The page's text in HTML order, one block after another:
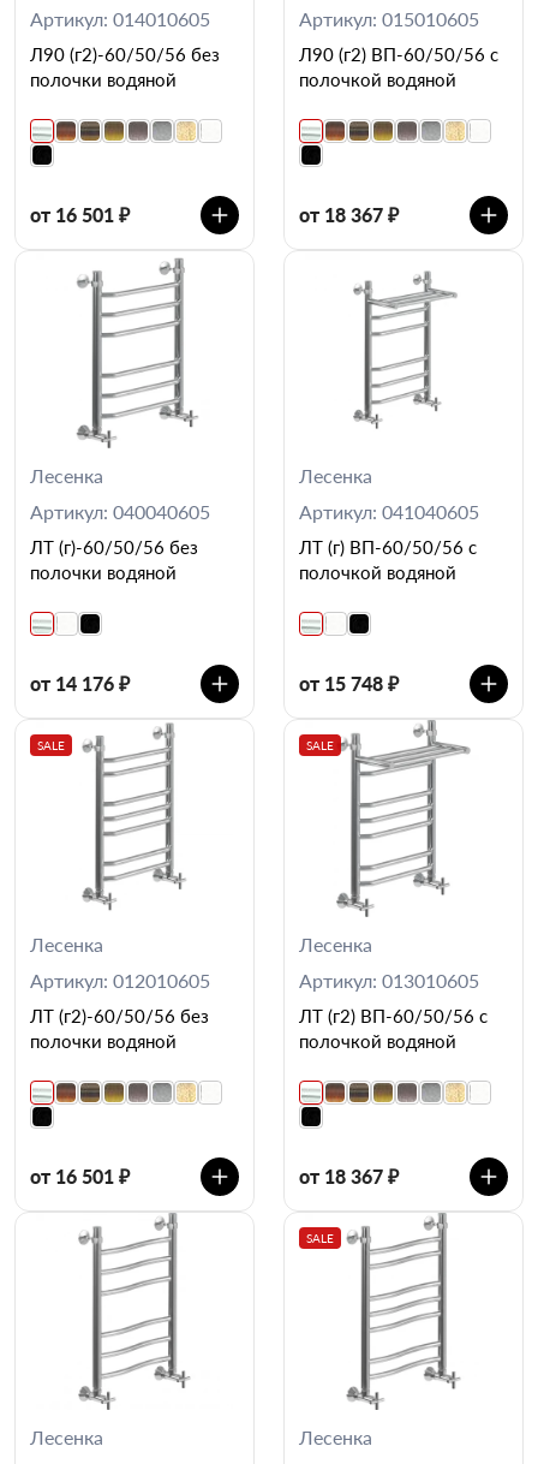
Артикул: 014010605
Л90 (г2)-60/50/56 без
полочки водяной
от 16 501 ₽
Артикул: 015010605
Л90 (г2) ВП-60/50/56 с
полочкой водяной
от 18 367 ₽
Лесенка
Артикул: 040040605
ЛТ (г)-60/50/56 без
полочки водяной
от 14 176 ₽
Лесенка
Артикул: 041040605
ЛТ (г) ВП-60/50/56 с
полочкой водяной
от 15 748 ₽
SALE
Лесенка
Артикул: 012010605
ЛТ (г2)-60/50/56 без
полочки водяной
от 16 501 ₽
SALE
Лесенка
Артикул: 013010605
ЛТ (г2) ВП-60/50/56 с
полочкой водяной
от 18 367 ₽
Лесенка
SALE
Лесенка